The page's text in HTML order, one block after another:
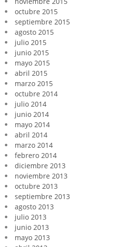
octubre 2015
septiembre 2015
agosto 2015
julio 2015
junio 2015
mayo 2015
abril 2015
marzo 2015
octubre 2014
julio 2014
junio 2014
mayo 2014
abril 2014
marzo 2014
febrero 2014
diciembre 2013
noviembre 2013
octubre 2013
septiembre 2013
agosto 2013
julio 2013
junio 2013
mayo 2013